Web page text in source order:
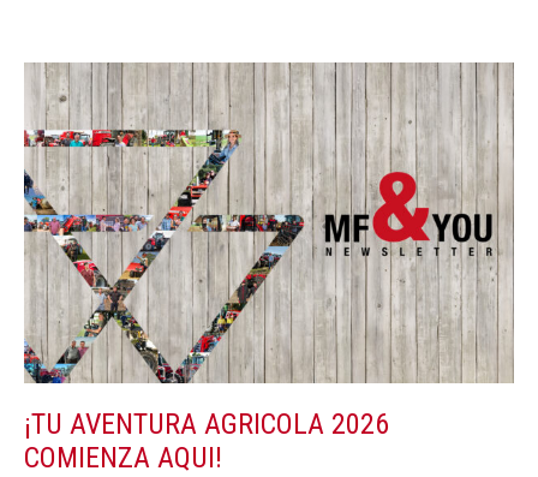
¡TU AVENTURA AGRICOLA 2026
COMIENZA AQUI!